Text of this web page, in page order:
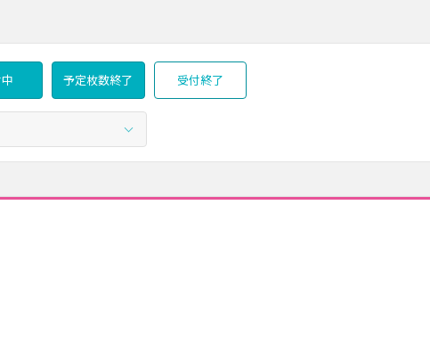
予定枚数終了 受付終了